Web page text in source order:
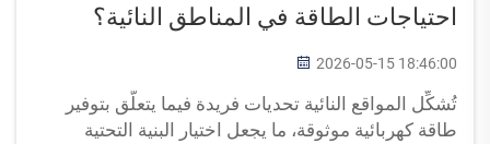
احتياجات الطاقة في المناطق النائية؟
2026-05-15 18:46:00
تُشكِّل المواقع النائية تحديات فريدة فيما يتعلَّق بتوفير
طاقة كهربائية موثوقة، ما يجعل اختيار البنية التحتية